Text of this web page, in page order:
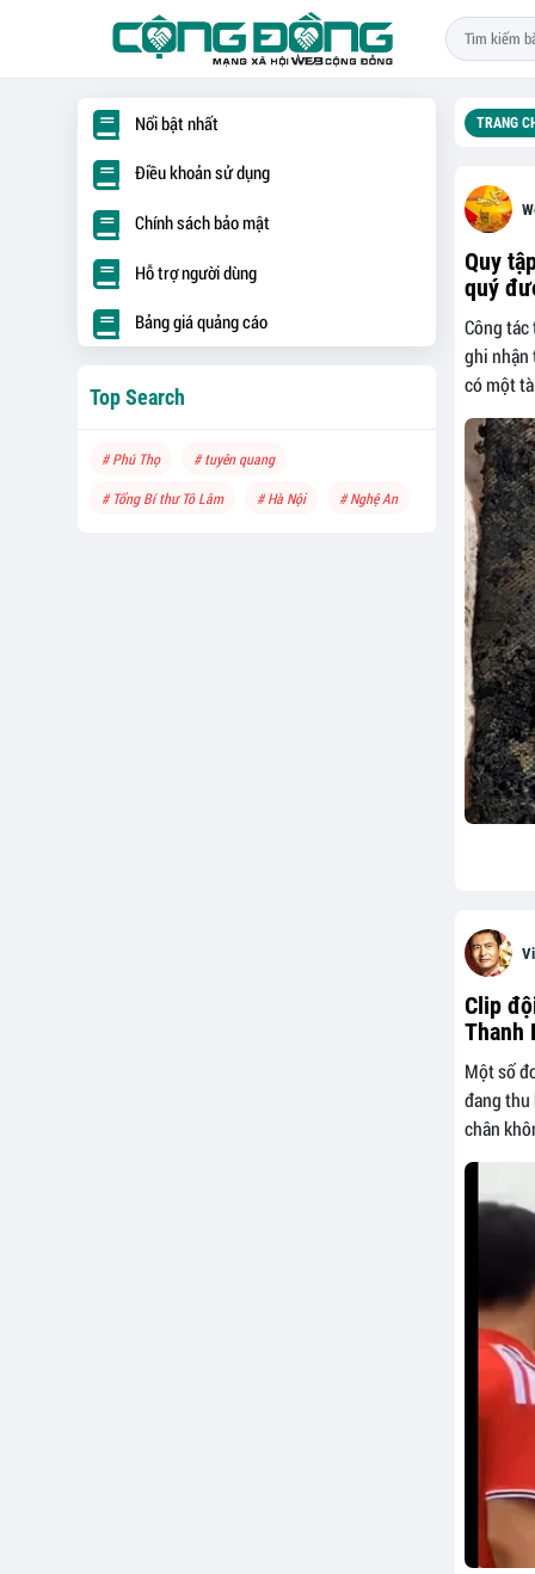
TRANG
Quy
quý
Công
ghi nhận
có một
Clip
Thanh
Một số
đang thu
chân
Nổi bật nhất
Điều khoản sử dụng
Chính sách bảo mật
Hỗ trợ người dùng
Bảng giá quảng cáo
Top Search
# Phú Thọ # tuyên quang
# Tổng Bí thư Tô Lâm # Hà Nội # Nghệ An